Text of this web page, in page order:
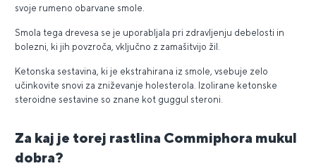
svoje rumeno obarvane smole.
Smola tega drevesa se je uporabljala pri zdravljenju debelosti in
bolezni, ki jih povzroča, vključno z zamašitvijo žil.
Ketonska sestavina, ki je ekstrahirana iz smole, vsebuje zelo
učinkovite snovi za zniževanje holesterola. Izolirane ketonske
steroidne sestavine so znane kot guggul steroni.
Za kaj je torej rastlina Commiphora mukul
dobra?